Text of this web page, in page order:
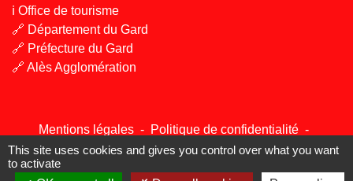
ℹ️ Office de tourisme
🔗 Département du Gard
🔗 Préfecture du Gard
🔗 Alès Agglomération
Mentions légales - Politique de confidentialité -
Accessibilité - Plan du site - Gestion des cookies
This site uses cookies and gives you control over what you want
to activate